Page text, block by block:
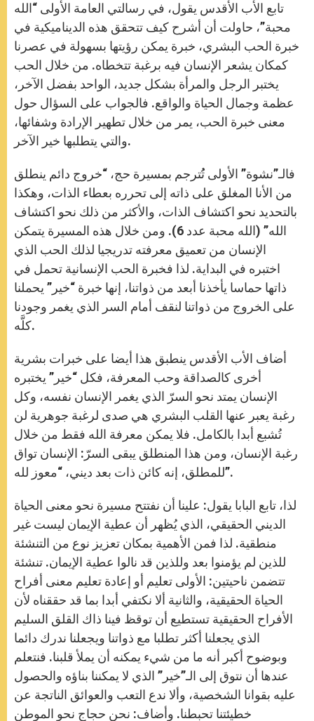
تابع الأب الأقدس يقول، في رسالتي العامة الأولى “الله
محبة”، حاولت أن أشرح كيف تتحقق هذه الديناميكية في
خبرة الحب البشري، خبرة يمكن رؤيتها بسهولة في عصرنا
كمكان يشعر الإنسان فيه برغبة تتخطاه. من خلال الحب
يختبر الرجل والمرأة بشكل جديد، الواحد بفضل الآخر،
عظمة وجمال الحياة والواقع. فالجواب على السؤال حول
معنى خبرة الحب، يمر من خلال تطهير الإرادة وشفائها،
والتي يتطلبها خير الآخر.
فالـ”نشوة” الأولى تُُترجم بمسيرة حج، “خروج دائم ينطلق
من الأنا المغلق على ذاته إلى تحرره بعطاء الذات، وهكذا
بالتحديد نحو اكتشاف الذات، والأكثر من ذلك نحو اكتشاف
الله” (الله محبة عدد 6). ومن خلال هذه المسيرة يتمكن
الإنسان من تعميق معرفته تدريجيا لذلك الحب الذي
اختبره في البداية. لذا فخبرة الحب الإنسانية تحمل في
ذاتها حماسا يأخذنا أبعد من ذواتنا، إنها خبرة “خير” يحملنا
على الخروج من ذواتنا لنقف أمام السر الذي يغمر وجودنا
كلَّه.
أضاف الأب الأقدس ينطبق هذا أيضا على خبرات بشرية
أخرى كالصداقة وحب المعرفة، فكل “خير” يختبره
الإنسان يمتد نحو السرّ الذي يغمر الإنسان نفسه، وكل
رغبة يعبر عنها القلب البشري هي صدى لرغبة جوهرية لن
تُشبع أبدا بالكامل. فلا يمكن معرفة الله فقط من خلال
رغبة الإنسان، ومن هذا المنطلق يبقى السرّ: الإنسان تواق
للمطلق، إنه كائن ذات بعد ديني، “معوز لله”.
لذا، تابع البابا يقول: علينا أن نفتتح مسيرة نحو معنى الحياة
الديني الحقيقي، الذي يُظهر أن عطية الإيمان ليست غير
منطقية. لذا فمن الأهمية بمكان تعزيز نوع من التنشئة
للذين لم يؤمنوا بعد وللذين قد نالوا عطية الإيمان. تنشئة
تتضمن ناحيتين: الأولى تعليم أو إعادة تعليم معنى أفراح
الحياة الحقيقية، والثانية ألا نكتفي أبدا بما قد حققناه لأن
الأفراح الحقيقية تستطيع أن توقظ فينا ذاك القلق السليم
الذي يجعلنا أكثر تطلبا مع ذواتنا ويجعلنا ندرك دائما
وبوضوح أكبر أنه ما من شيء يمكنه أن يملأ قلبنا. فنتعلم
عندها أن نتوق إلى الـ”خير” الذي لا يمكننا بناؤه والحصول
عليه بقوانا الشخصية، وألا ندع التعب والعوائق الناتجة عن
خطيئتنا تحبطنا. وأضاف: نحن حجاج نحو الموطن